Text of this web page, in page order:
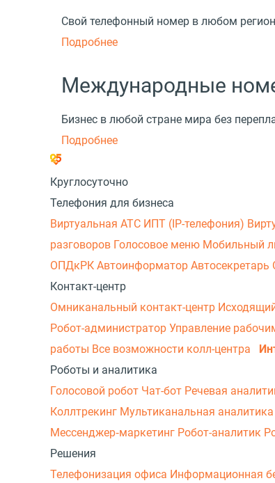
Свой телефонный номер в любом
Подробнее
Международные
Бизнес в любой стране мира без
Подробнее
Круглосуточно
Телефония для бизнеса
Виртуальная АТС ИПТ (IP-телефония)
разговоров Голосовое меню Мобильный
ОПДкРК Автоинформатор Автосекретарь
Контакт-центр
Омниканальный контакт-центр
Робот-администратор Управление
работы Все возможности колл-центра
Роботы и аналитика
Голосовой робот Чат-бот Речевая
Коллтрекинг Мультиканальная аналитика
Мессенджер‑маркетинг Робот-аналитик
Решения
Телефонизация офиса Информационная